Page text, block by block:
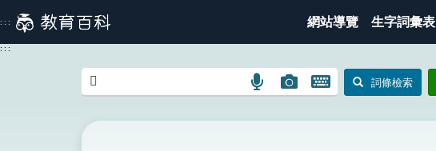
到
主
::: 網站導覽 生字詞彙表
:::
語
搜
圖
搜
開
鍵
詞條檢索